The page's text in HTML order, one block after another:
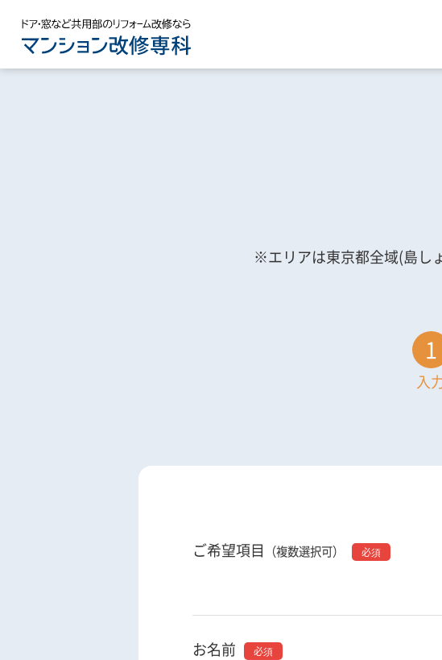
※エリアは東京都全域(島し
入
ご希望項目 （複数選択可）
お名前